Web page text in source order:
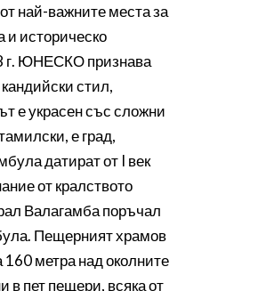
най-важните места за
и историческо
г. ЮНЕСКО признава
стил,
е украсен със сложни
е град,
датират от I век
от кралството
Валагамба поръчал
Пещерният храмов
метра над околните
в пет пещери, всяка от